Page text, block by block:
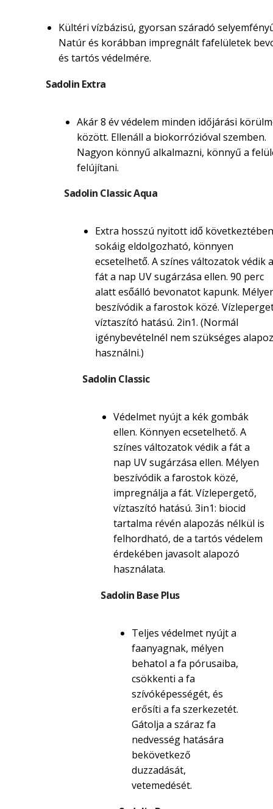
Kültéri vízbázisú, gyorsan száradó
Natúr és korábban impregnált fafelületek
és tartós védelmére.
Sadolin Extra
Akár 8 év védelem minden időjárási
között. Ellenáll a biokorrózióval szemben.
Nagyon könnyű alkalmazni, könnyű a
felújítani.
Sadolin Classic Aqua
Extra hosszú nyitott idő következtében
sokáig eldolgozható, könnyen
ecsetelhető. A színes változatok védik a
fát a nap UV sugárzása ellen. 90 perc
alatt esőálló bevonatot kapunk.
beszívódik a farostok közé.
víztaszító hatású. 2in1. (Normál
igénybevételnél nem szükséges
használni.)
Sadolin Classic
Védelmet nyújt a kék gombák
ellen. Könnyen ecsetelhető. A
színes változatok védik a fát a
nap UV sugárzása ellen. Mélyen
beszívódik a farostok közé,
impregnálja a fát. Vízlepergető,
víztaszító hatású. 3in1: biocid
tartalma révén alapozás nélkül is
felhordható, de a tartós védelem
érdekében javasolt alapozó
használata.
Sadolin Base Plus
Teljes védelmet nyújt a
faanyagnak, mélyen
behatol a fa pórusaiba,
csökkenti a fa
szívóképességét, és
erősíti a fa szerkezetét.
Gátolja a száraz fa
nedvesség hatására
bekövetkező
duzzadását,
vetemedését.